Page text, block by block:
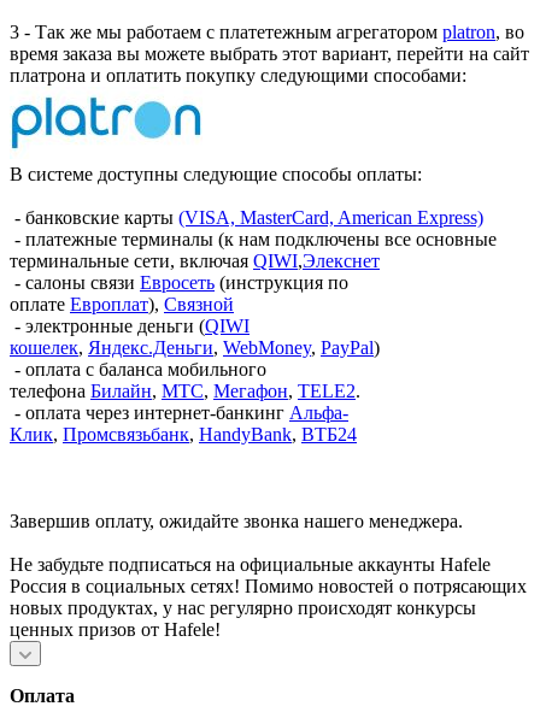
3 - Так же мы работаем с платетежным агрегатором platron, во
время заказа вы можете выбрать этот вариант, перейти на сайт
платрона и оплатить покупку следующими способами:
В системе доступны следующие способы оплаты:
- банковские карты (VISA, MasterCard, American Express)
- платежные терминалы (к нам подключены все основные
терминальные сети, включая QIWI,Элекснет
- салоны связи Евросеть (инструкция по
оплате Европлат), Связной
- электронные деньги (QIWI
кошелек, Яндекс.Деньги, WebMoney, PayPal)
- оплата с баланса мобильного
телефона Билайн, МТС, Мегафон, TELE2.
- оплата через интернет-банкинг Альфа-
Клик, Промсвязьбанк, HandyBank, ВТБ24
Завершив оплату, ожидайте звонка нашего менеджера.
Не забудьте подписаться на официальные аккаунты Hafele
Россия в социальных сетях! Помимо новостей о потрясающих
новых продуктах, у нас регулярно происходят конкурсы
ценных призов от Hafele!
Оплата